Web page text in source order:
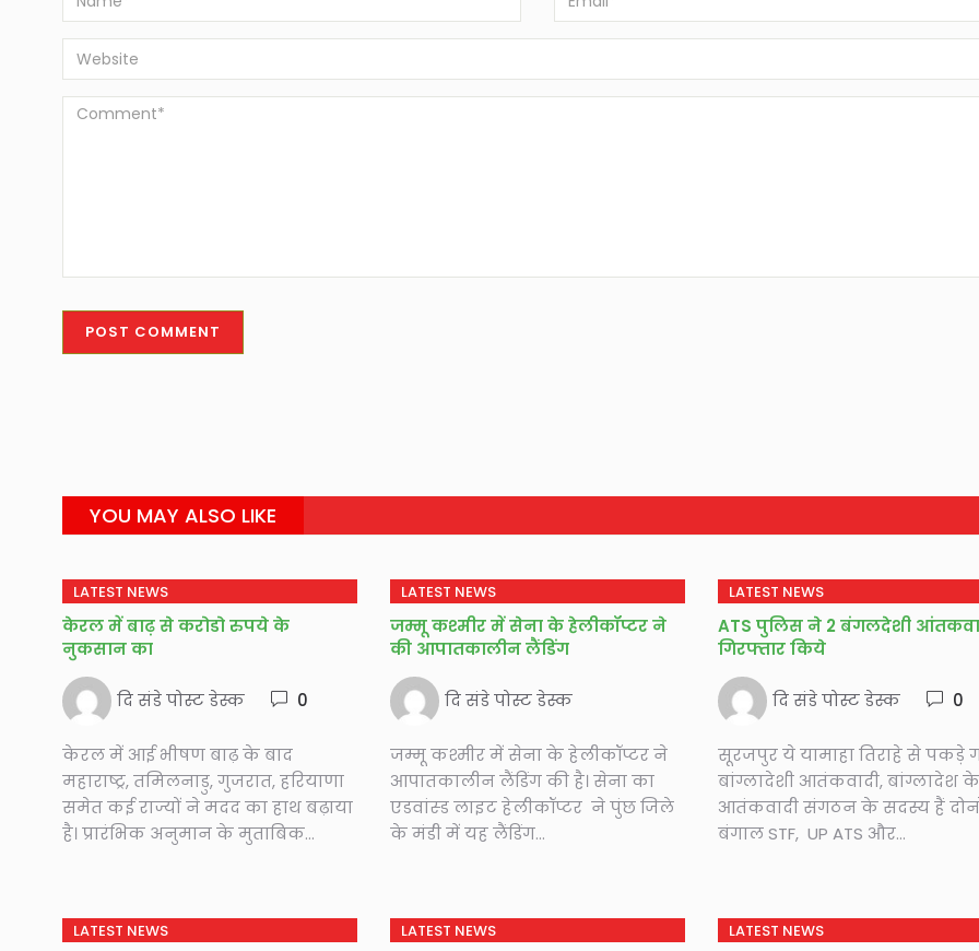
YOU MAY ALSO LIKE
LATEST NEWS
केरल में बाढ़ से करोडो रुपये के
नुकसान का
दि संडे पोस्ट डेस्क 0
केरल में आई भीषण बाढ़ के बाद
महाराष्ट्र, तमिलनाडु, गुजरात, हरियाणा
समेत कई राज्यों ने मदद का हाथ बढ़ाया
है। प्रारंभिक अनुमान के मुताबिक...
LATEST NEWS
जम्मू कश्मीर में सेना के हेलीकॉप्टर ने
की आपातकालीन लैंडिंग
दि संडे पोस्ट डेस्क
जम्मू कश्मीर में सेना के हेलीकॉप्टर ने
आपातकालीन लैंडिंग की है। सेना का
एडवांस्ड लाइट हेलीकॉप्टर ने पुंछ जिले
के मंडी में यह लैंडिंग...
LATEST NEWS
ATS पुलिस ने 2 बंगलदेशी
गिरफ्तार किये
दि संडे पोस्ट डेस्क 0
सूरजपुर ये यामाहा तिराहे से पकड़े
बांग्लादेशी आतंकवादी, बांग्लादेश के
आतंकवादी संगठन के सदस्य हैं
बंगाल STF, UP ATS और...
LATEST NEWS LATEST NEWS LATEST NEWS